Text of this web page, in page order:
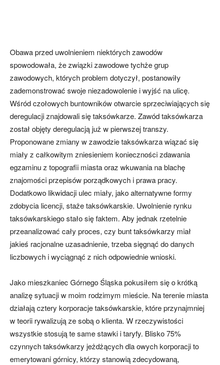
Obawa przed uwolnieniem niektórych zawodów
spowodowała, że związki zawodowe tychże grup
zawodowych, których problem dotyczył, postanowiły
zademonstrować swoje niezadowolenie i wyjść na ulicę.
Wśród czołowych buntowników otwarcie sprzeciwiających się
deregulacji znajdowali się taksówkarze. Zawód taksówkarza
został objęty deregulacją już w pierwszej transzy.
Proponowane zmiany w zawodzie taksówkarza wiązać się
miały z całkowitym zniesieniem konieczności zdawania
egzaminu z topografii miasta oraz wkuwania na blachę
znajomości przepisów porządkowych i prawa pracy.
Dodatkowo likwidacji ulec miały, jako alternatywne formy
zdobycia licencji, staże taksówkarskie. Uwolnienie rynku
taksówkarskiego stało się faktem. Aby jednak rzetelnie
przeanalizować cały proces, czy bunt taksówkarzy miał
jakieś racjonalne uzasadnienie, trzeba sięgnąć do danych
liczbowych i wyciągnąć z nich odpowiednie wnioski.
Jako mieszkaniec Górnego Śląska pokusiłem się o krótką
analizę sytuacji w moim rodzimym mieście. Na terenie miasta
działają cztery korporacje taksówkarskie, które przynajmniej
w teorii rywalizują ze sobą o klienta. W rzeczywistości
wszystkie stosują te same stawki i taryfy. Blisko 75%
czynnych taksówkarzy jeżdżących dla owych korporacji to
emerytowani górnicy, którzy stanowią zdecydowaną,